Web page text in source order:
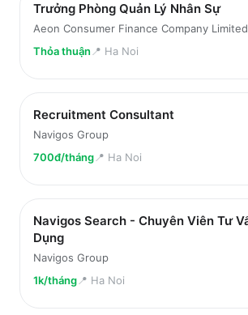
Trưởng Phòng Quản Lý Nhân Sự
Aeon Consumer Finance Company Limited
Thỏa thuận 📍 Ha Noi
Recruitment Consultant
Navigos Group
700đ/tháng📍 Ha Noi
Navigos Search - Chuyên Viên Tư
Dụng
Navigos Group
1k/tháng📍 Ha Noi